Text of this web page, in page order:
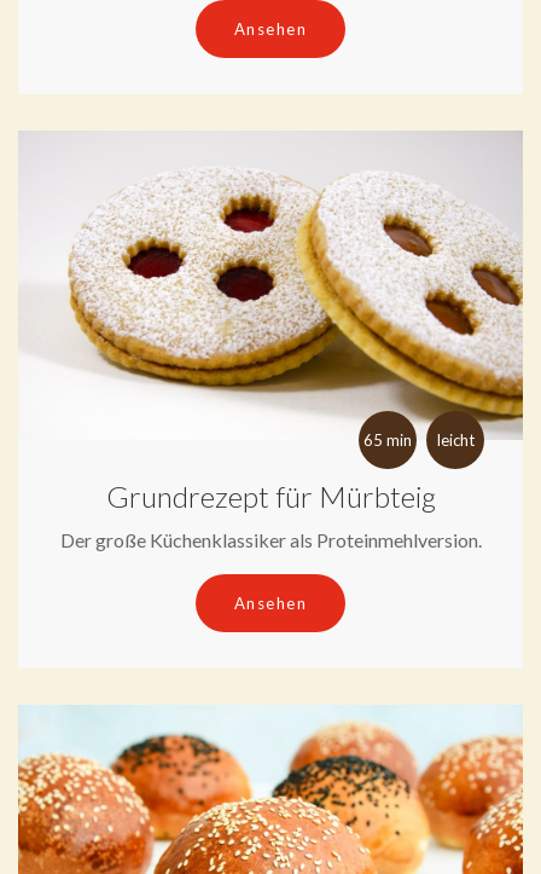
Ansehen
65 min leicht
Grundrezept für Mürbteig
Der große Küchenklassiker als Proteinmehlversion.
Ansehen